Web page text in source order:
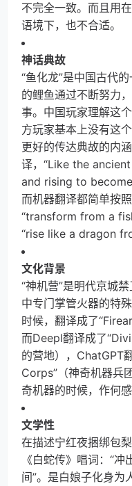
不完全一致。而且用
语境下，也不合适。
神话典故
“鱼化龙”是中国古代
的鲤鱼通过不断努力
事。中国玩家理解这
方玩家基本上没有这
更好的传达典故的内
译，“Like the
and rising to become
而机器翻译都简单按
“transform from a
“rise like a dragon
文化背景
“神机营”是明代京城
中专门掌管火器的特
时候，翻译成了
而Deepl翻译成了
的营地），ChatGPT
Corps”（神奇机器兵
奇机器的时候，作何感
文学性
在描述宁红夜捆绑包
《白蛇传》唱词：“
间”。是白娘子化身为